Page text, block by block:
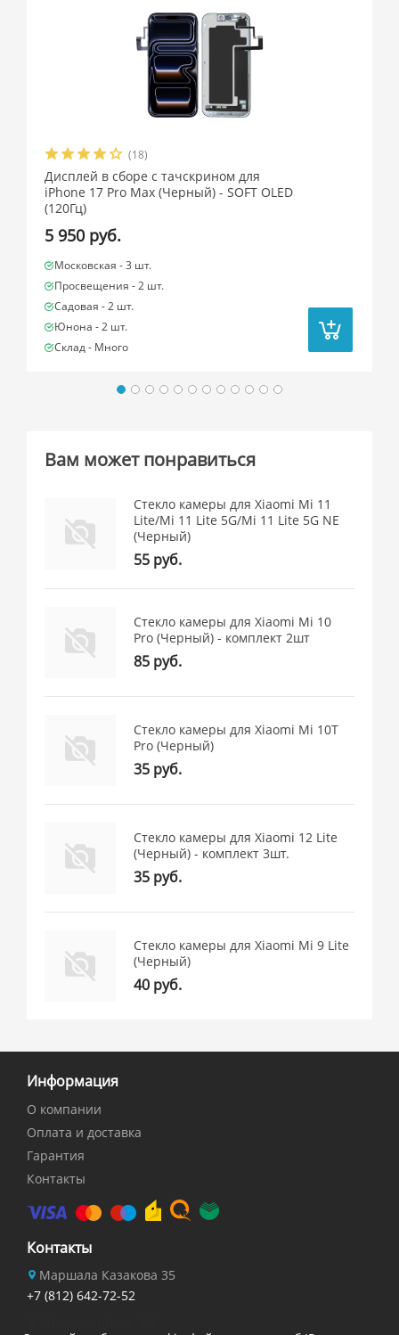
(18)
Дисплей в сборе с тачскрином для
iPhone 17 Pro Max (Черный) - SOFT OLED
(120Гц)
5 950 руб.
Московская -3 шт.
Просвещения -2 шт.
Садовая -2 шт.
Юнона -2 шт.
Склад - Много
Вам может понравиться
Стекло камеры для Xiaomi Mi 11
Lite/Mi 11 Lite 5G/Mi 11 Lite 5G NE
(Черный)
55 руб.
Стекло камеры для Xiaomi Mi 10
Pro (Черный) - комплект 2шт
85 руб.
Стекло камеры для Xiaomi Mi 10T
Pro (Черный)
35 руб.
Стекло камеры для Xiaomi 12 Lite
(Черный) - комплект 3шт.
35 руб.
Стекло камеры для Xiaomi Mi 9 Lite
(Черный)
40 руб.
Информация
О компании
Оплата и доставка
Гарантия
Контакты
Контакты
Маршала Казакова 35
+7 (812) 642-72-52